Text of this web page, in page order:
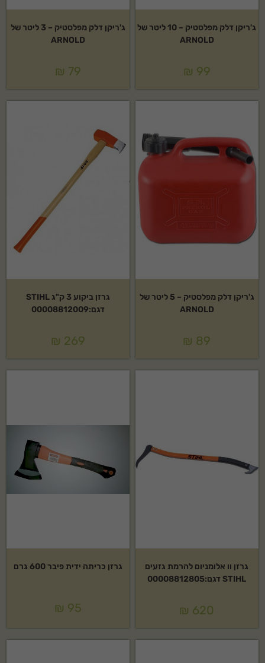
ג'ריקן דלק מפלסטיק – 10 ליטר של
ARNOLD
₪ 99
ג'ריקן דלק מפלסטיק – 3 ליטר של
ARNOLD
₪ 79
ג'ריקן דלק מפלסטיק – 5 ליטר של
ARNOLD
₪ 89
גרזן ביקוע 3 ק"ג STIHL
דגם:00008812009
₪ 269
גרזן וו אלומניום להרמת גזעים
STIHL דגם:00008812805
₪ 620
גרזן כריתה ידית פיבר 600 גרם
₪ 95